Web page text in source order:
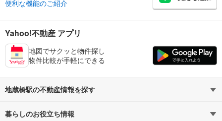
便利な機能のご紹介
Yahoo!不動産 アプリ
地図でサクッと物件探し
物件比較が手軽にできる
地蔵橋駅の不動産情報を探す
不動産・住宅
暮らしのお役立ち情報